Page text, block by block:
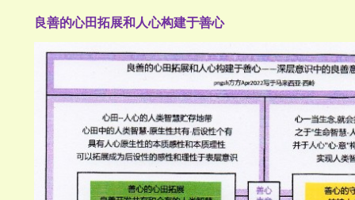
良善的心田拓展和人心构建于善心